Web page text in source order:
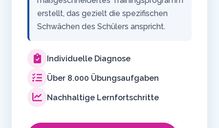
erstellt, das gezielt die spezifischen
Schwächen des Schülers anspricht.
Individuelle Diagnose
Über 8.000 Übungsaufgaben
Nachhaltige Lernfortschritte